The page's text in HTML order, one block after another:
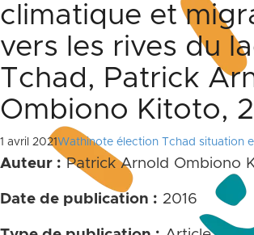
climatique et
vers les rives du
Tchad, Patrick
Ombiono Kitoto,
1 avril 2021 Wathinote élection Tchad situation
Auteur : Patrick Arnold Ombiono
Date de publication : 2016